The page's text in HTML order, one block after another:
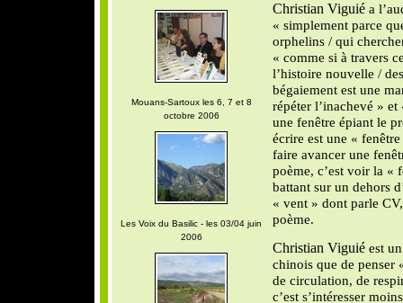
Mouans-Sartoux les 6, 7 et 8
octobre 2006
Les Voix du Basilic - les 03/04 juin
2006
Christian Viguié a
« simplement parce
orphelins / qui
« comme si à travers
l’histoire nouvelle /
bégaiement est une
répéter l’inachevé » et
une fenêtre épiant le
écrire est une «
faire avancer une
poème, c’est voir la «
battant sur un dehors
« vent » dont parle
poème.
Christian Viguié est
chinois que de penser
de circulation, de
c’est s’intéresser